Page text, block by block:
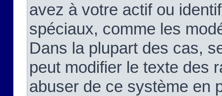
avez à votre actif ou
spéciaux, comme les
Dans la plupart des cas,
peut modifier le texte des
abuser de ce système en